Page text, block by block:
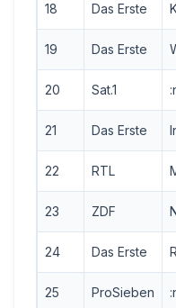
18 Das Erste
19 Das Erste
20 Sat.1
21 Das Erste
22 RTL
23 ZDF
24 Das Erste
25 ProSieben